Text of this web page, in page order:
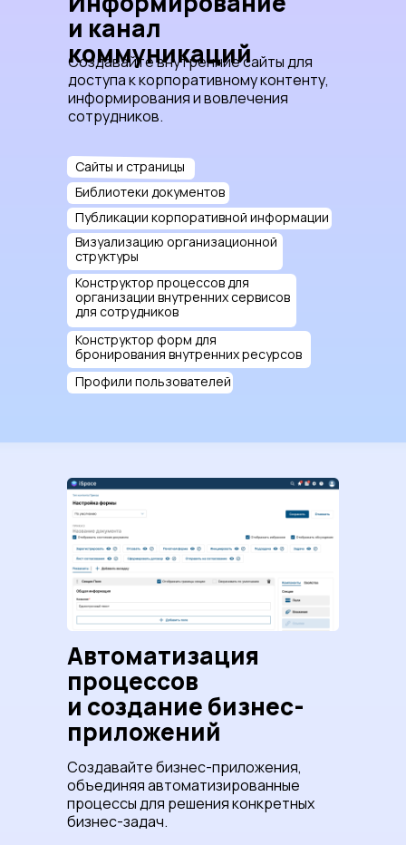
и канал
коммуникаций
Создавайте внутренние сайты для
доступа к корпоративному контенту,
информирования и вовлечения
сотрудников.
Автоматизация
процессов
и создание бизнес-
приложений
Создавайте бизнес-приложения,
объединяя автоматизированные
процессы для решения конкретных
бизнес-задач.
Публикации корпоративной информации
Визуализацию организационной
структуры
Конструктор процессов для
организации внутренних сервисов
для сотрудников
Конструктор форм для
бронирования внутренних ресурсов
Сайты и страницы
Профили пользователей
Библиотеки документов